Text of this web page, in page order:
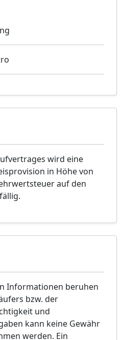
wird eine
in Höhe von
auf den
Informationen beruhen
bzw. der
und
kann keine Gewähr
werden. Ein